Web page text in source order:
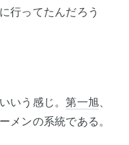
行ってたんだろう
いう感じ。第一旭
メンの系統である。